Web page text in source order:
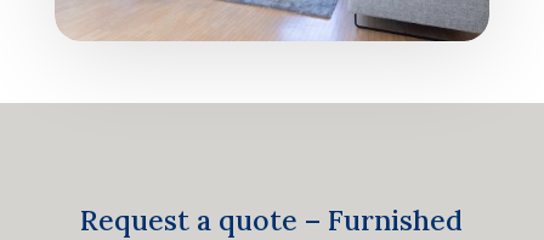
Request a quote – Furnished